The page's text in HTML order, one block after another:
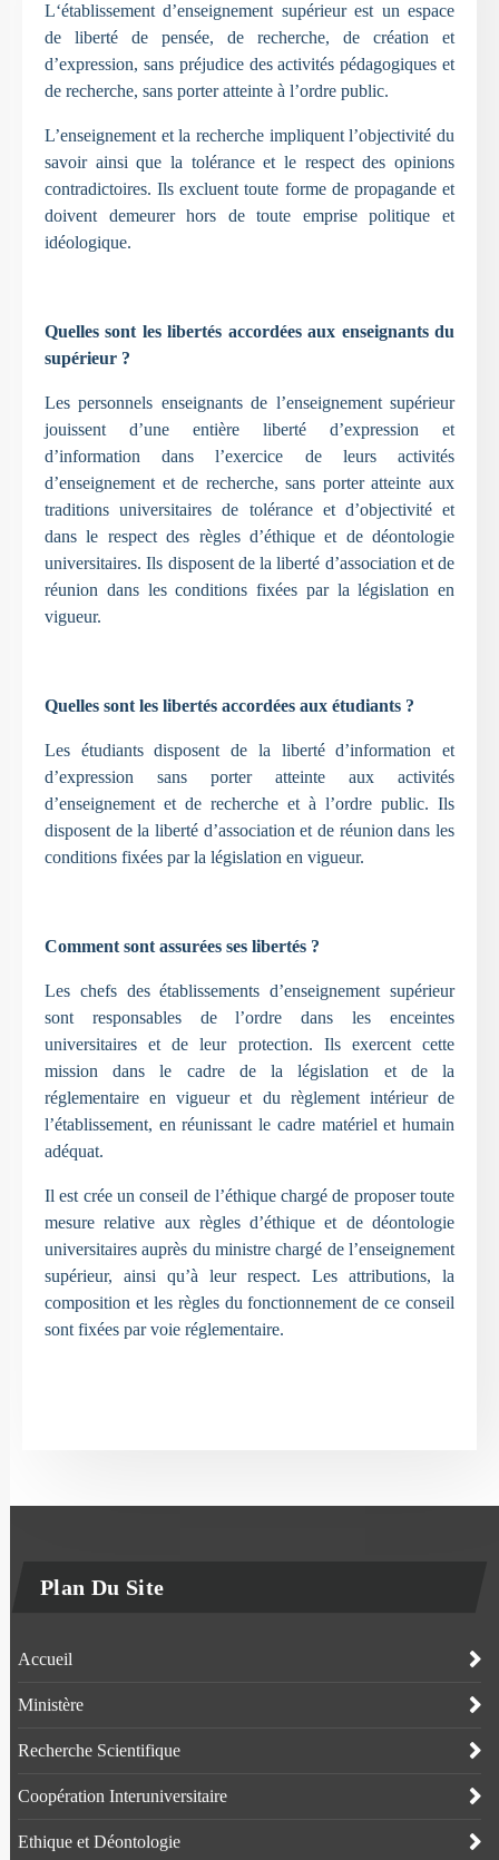
L‘établissement d’enseignement supérieur est un espace
de liberté de pensée, de recherche, de création et
d’expression, sans préjudice des activités pédagogiques et
de recherche, sans porter atteinte à l’ordre public.
L’enseignement et la recherche impliquent l’objectivité du
savoir ainsi que la tolérance et le respect des opinions
contradictoires. Ils excluent toute forme de propagande et
doivent demeurer hors de toute emprise politique et
idéologique.
Quelles sont les libertés accordées aux enseignants du
supérieur ?
Les personnels enseignants de l’enseignement supérieur
jouissent d’une entière liberté d’expression et
d’information dans l’exercice de leurs activités
d’enseignement et de recherche, sans porter atteinte aux
traditions universitaires de tolérance et d’objectivité et
dans le respect des règles d’éthique et de déontologie
universitaires. Ils disposent de la liberté d’association et de
réunion dans les conditions fixées par la législation en
vigueur.
Quelles sont les libertés accordées aux étudiants ?
Les étudiants disposent de la liberté d’information et
d’expression sans porter atteinte aux activités
d’enseignement et de recherche et à l’ordre public. Ils
disposent de la liberté d’association et de réunion dans les
conditions fixées par la législation en vigueur.
Comment sont assurées ses libertés ?
Les chefs des établissements d’enseignement supérieur
sont responsables de l’ordre dans les enceintes
universitaires et de leur protection. Ils exercent cette
mission dans le cadre de la législation et de la
réglementaire en vigueur et du règlement intérieur de
l’établissement, en réunissant le cadre matériel et humain
adéquat.
Il est crée un conseil de l’éthique chargé de proposer toute
mesure relative aux règles d’éthique et de déontologie
universitaires auprès du ministre chargé de l’enseignement
supérieur, ainsi qu’à leur respect. Les attributions, la
composition et les règles du fonctionnement de ce conseil
sont fixées par voie réglementaire.
Plan Du Site
Accueil
Ministère
Recherche Scientifique
Coopération Interuniversitaire
Ethique et Déontologie